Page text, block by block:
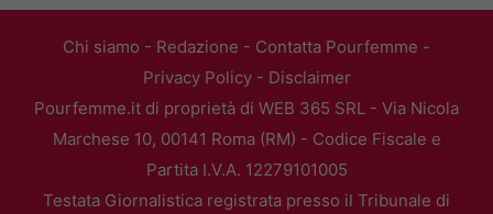
Chi siamo - Redazione - Contatta Pourfemme -
Privacy Policy- Disclaimer
Pourfemme.it di proprietà di WEB 365 SRL - Via Nicola
Marchese 10, 00141 Roma (RM) - Codice Fiscale e
Partita I.V.A. 12279101005
Testata Giornalistica registrata presso il Tribunale di